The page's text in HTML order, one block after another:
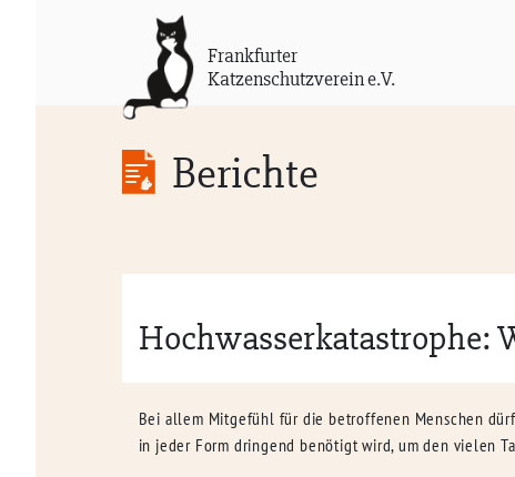
Frankfurter
Katzenschutzverein e.V.
Berichte
Hochwasserkatastrophe:
Bei allem Mitgefühl für die betroffenen Menschen
in jeder Form dringend benötigt wird, um den vielen